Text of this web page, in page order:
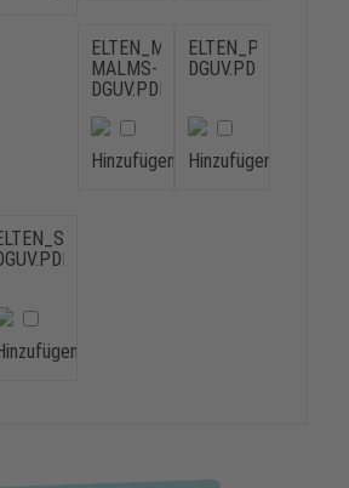
ELTEN_MANDER-
MALMS-
DGUV.PDF
Hinzufügen
ELTEN_PERPEDES-
DGUV.PDF
Hinzufügen